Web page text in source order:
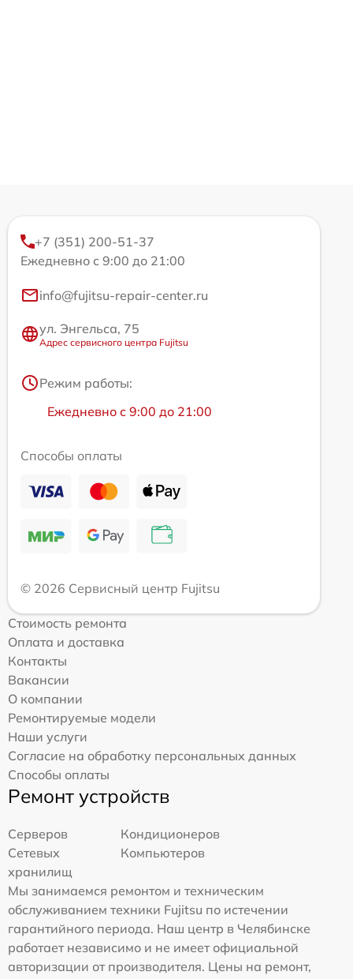
+7 (351) 200-51-37
Ежедневно с 9:00 до 21:00
info@fujitsu-repair-center.ru
ул. Энгельса, 75
Адрес сервисного центра Fujitsu
Режим работы:
Ежедневно с 9:00 до 21:00
Способы оплаты
© 2026 Сервисный центр Fujitsu
Стоимость ремонта
Оплата и доставка
Контакты
Вакансии
О компании
Ремонтируемые модели
Наши услуги
Согласие на обработку персональных данных
Способы оплаты
Ремонт устройств
Серверов
Кондиционеров
Сетевых
хранилищ
Компьютеров
Мы занимаемся ремонтом и техническим
обслуживанием техники Fujitsu по истечении
гарантийного периода. Наш центр в Челябинске
работает независимо и не имеет официальной
авторизации от производителя. Цены на ремонт,